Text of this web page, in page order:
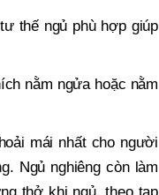
thế ngủ phù hợp giúp
nằm ngửa hoặc nằm
mái nhất cho người
Ngủ nghiêng còn làm